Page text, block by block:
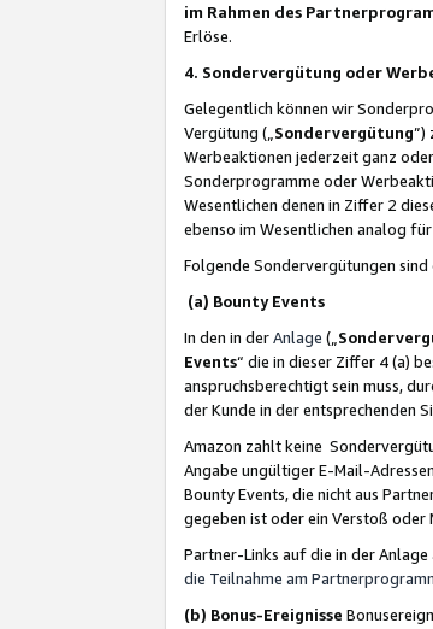
im Rahmen des
Erlöse.
4. Sondervergütung oder
Gelegentlich können wir
Vergütung („ Sondervergütung”)
Werbeaktionen jederzeit ganz
Sonderprogramme oder
Wesentlichen denen in Ziffer 2
ebenso im Wesentlichen analog
Folgende Sondervergütungen
(a) Bounty Events
In den in derAnlage („
Events“ die in dieser Ziffer 4 (a)
anspruchsberechtigt sein muss,
der Kunde in der entsprechenden
Amazon zahlt keine
Angabe ungültiger E-Mail-
Bounty Events, die nicht aus
gegeben ist oder ein Verstoß oder
Partner-Links auf die in der
die Teilnahme am
(b) Bonus-Ereignisse